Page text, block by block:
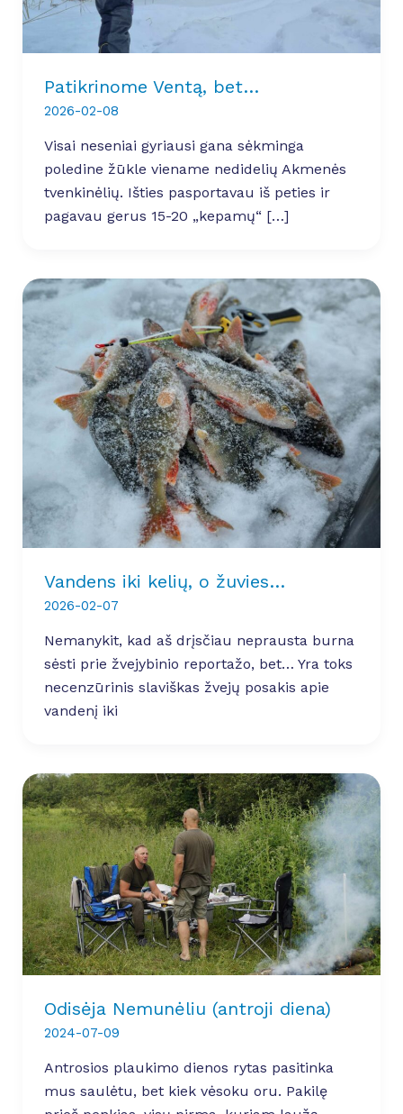
Patikrinome Ventą, bet…
2026-02-08
Visai neseniai gyriausi gana sėkminga
poledine žūkle viename nedidelių Akmenės
tvenkinėlių. Išties pasportavau iš peties ir
pagavau gerus 15-20 „kepamų“ […]
Vandens iki kelių, o žuvies…
2026-02-07
Nemanykit, kad aš drįsčiau neprausta burna
sėsti prie žvejybinio reportažo, bet… Yra toks
necenzūrinis slaviškas žvejų posakis apie
vandenį iki
Odisėja Nemunėliu (antroji diena)
2024-07-09
Antrosios plaukimo dienos rytas pasitinka
mus saulėtu, bet kiek vėsoku oru. Pakilę